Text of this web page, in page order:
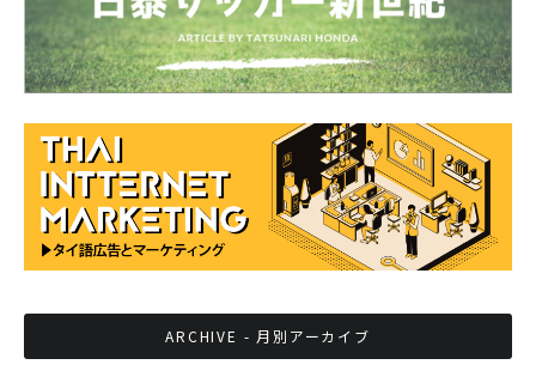
ARCHIVE - 月別アーカイブ